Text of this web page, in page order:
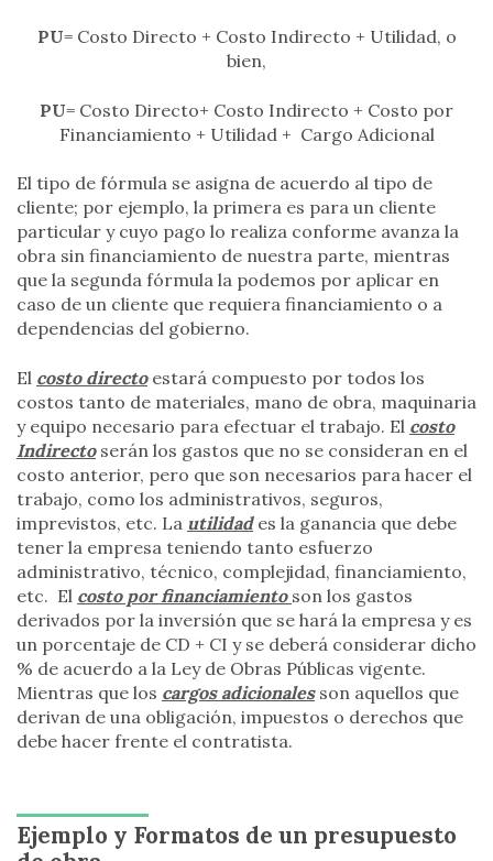
PU= Costo Directo + Costo Indirecto + Utilidad, o
bien,
PU= Costo Directo+ Costo Indirecto + Costo por
Financiamiento + Utilidad + Cargo Adicional
El tipo de fórmula se asigna de acuerdo al tipo de
cliente; por ejemplo, la primera es para un cliente
particular y cuyo pago lo realiza conforme avanza la
obra sin financiamiento de nuestra parte, mientras
que la segunda fórmula la podemos por aplicar en
caso de un cliente que requiera financiamiento o a
dependencias del gobierno.
El costo directoestará compuesto por todos los
costos tanto de materiales, mano de obra, maquinaria
y equipo necesario para efectuar el trabajo. El costo
Indirectoserán los gastos que no se consideran en el
costo anterior, pero que son necesarios para hacer el
trabajo, como los administrativos, seguros,
imprevistos, etc. La utilidades la ganancia que debe
tener la empresa teniendo tanto esfuerzo
administrativo, técnico, complejidad, financiamiento,
etc. El costo por financiamiento son los gastos
derivados por la inversión que se hará la empresa y es
un porcentaje de CD + CI y se deberá considerar dicho
% de acuerdo a la Ley de Obras Públicas vigente.
Mientras que los cargos adicionales son aquellos que
derivan de una obligación, impuestos o derechos que
debe hacer frente el contratista.
Ejemplo y Formatos de un presupuesto